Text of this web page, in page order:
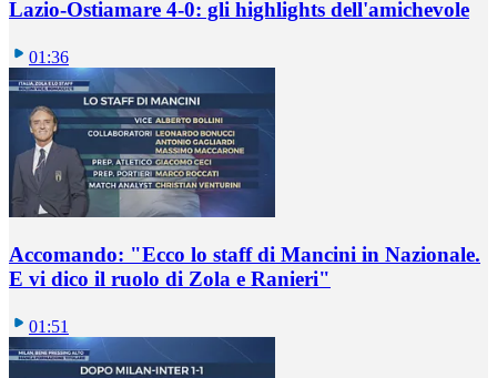
Lazio-Ostiamare 4-0: gli highlights dell'amichevole
01:36
Accomando: "Ecco lo staff di Mancini in Nazionale.
E vi dico il ruolo di Zola e Ranieri"
01:51